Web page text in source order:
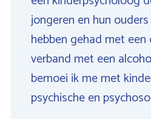
jongeren en hun
hebben gehad met een
verband met een
bemoei ik me met
psychische en